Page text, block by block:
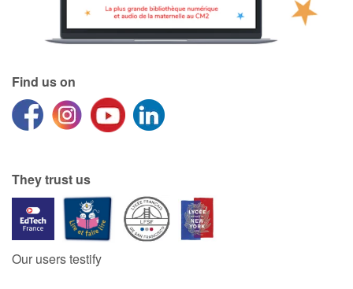
Find us on
They trust us
Our users testify